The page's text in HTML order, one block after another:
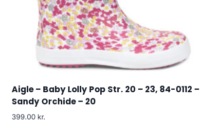
Aigle – Baby Lolly Pop Str. 20 – 23, 84-0112 –
Sandy Orchide – 20
399.00 kr.